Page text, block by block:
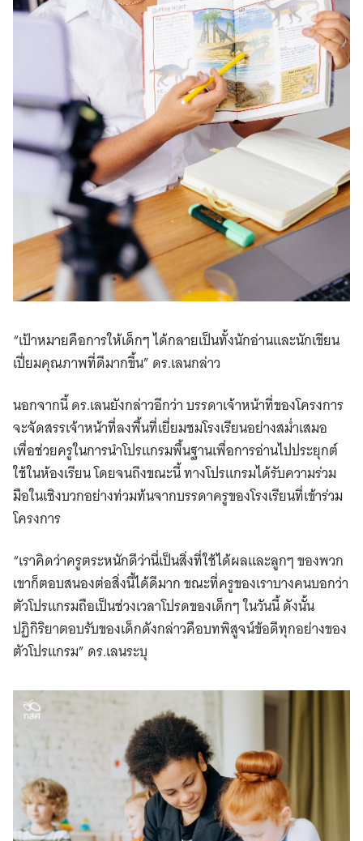
“เป้าหมายคือการให้เด็กๆ ได้กลายเป็นทั้งนักอ่านและนักเขียน
เปี่ยมคุณภาพที่ดีมากขึ้น” ดร.เลนกล่าว
นอกจากนี้ ดร.เลนยังกล่าวอีกว่า บรรดาเจ้าหน้าที่ของโครงการ
จะจัดสรรเจ้าหน้าที่ลงพื้นที่เยี่ยมชมโรงเรียนอย่างสม่ำเสมอ
เพื่อช่วยครูในการนำโปรแกรมพื้นฐานเพื่อการอ่านไปประยุกต์
ใช้ในห้องเรียน โดยจนถึงขณะนี้ ทางโปรแกรมได้รับความร่วม
มือในเชิงบวกอย่างท่วมท้นจากบรรดาครูของโรงเรียนที่เข้าร่วม
โครงการ
“เราคิดว่าครูตระหนักดีว่านี่เป็นสิ่งที่ใช้ได้ผลและลูกๆ ของพวก
เขาก็ตอบสนองต่อสิ่งนี้ได้ดีมาก ขณะที่ครูของเราบางคนบอกว่า
ตัวโปรแกรมถือเป็นช่วงเวลาโปรดของเด็กๆ ในวันนี้ ดังนั้น
ปฏิกิริยาตอบรับของเด็กดังกล่าวคือบทพิสูจน์ข้อดีทุกอย่างของ
ตัวโปรแกรม” ดร.เลนระบุ